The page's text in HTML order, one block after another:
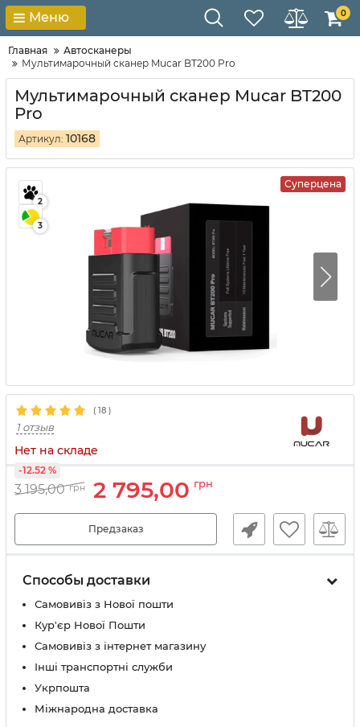
Меню 0
Главная
Автосканеры
Мультимарочный сканер Mucar BT200 Pro
Мультимарочный сканер Mucar BT200
Pro
Артикул: 10168
Суперцена
2
3
( 18 )
1 отзыв
Нет на складе
3 195,00 грн 2 795,00 грн
-12.52 %
Предзаказ
Способы доставки
Самовивіз з Нової пошти
Кур'єр Нової Пошти
Самовивіз з інтернет магазину
Інші транспортні служби
Укрпошта
Міжнародна доставка